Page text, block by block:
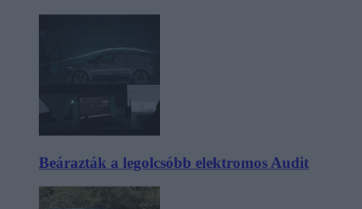
Beárazták a legolcsóbb elektromos Audit